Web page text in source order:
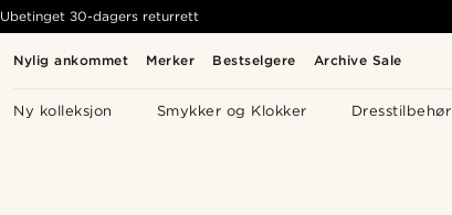
Nylig ankommet Merker Bestselgere Archive Sale
Ny kolleksjon Smykker og Klokker Dresstilbehør
Ubetinget 30-dagers returrett